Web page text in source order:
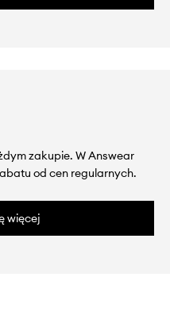
zakupie. W Answear
od cen regularnych.
więcej